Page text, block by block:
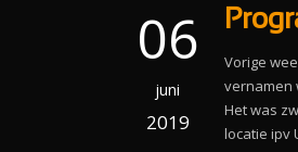
06
juni
2019
Vorige
vernamen
Het was
locatie ipv